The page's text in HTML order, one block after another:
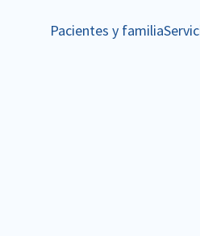
Pacientes y familia